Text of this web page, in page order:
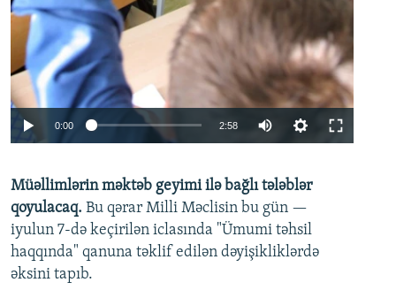
0:00 2:58
360p
480p
720p
Müəllimlərin məktəb geyimi ilə bağlı tələblər
qoyulacaq. Bu qərar Milli Məclisin bu gün —
iyulun 7-də keçirilən iclasında "Ümumi təhsil
haqqında" qanuna təklif edilən dəyişikliklərdə
əksini tapıb.